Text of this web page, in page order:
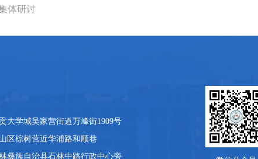
体研讨
大学城吴家营街道万峰街1909号
区棕树营近华浦路和顺巷
彝族自治县石林中路行政中心旁